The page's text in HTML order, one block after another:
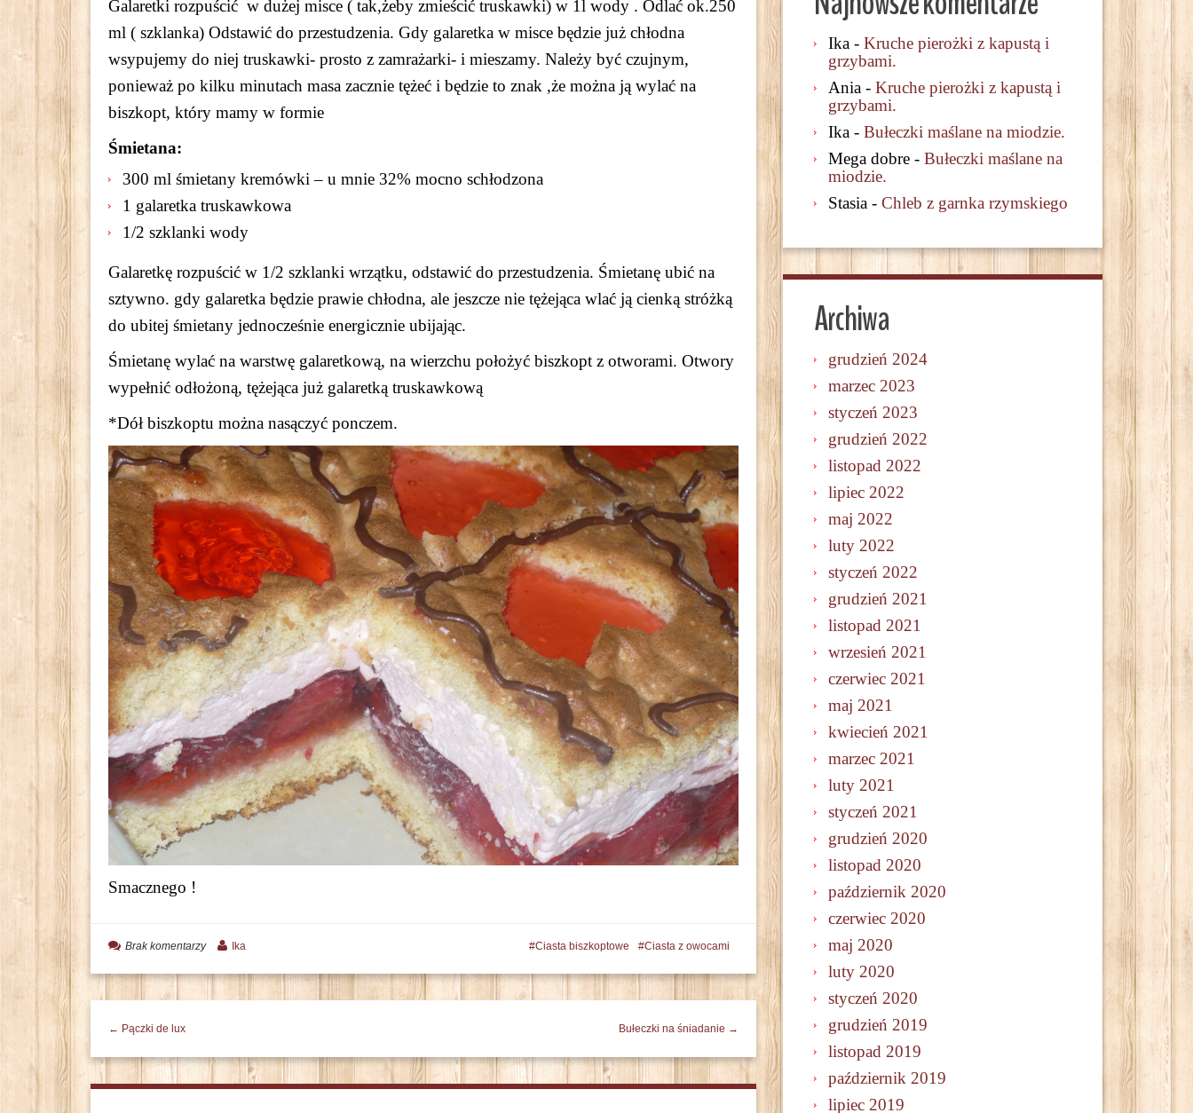
Galaretki rozpuścić w dużej misce ( tak,żeby zmieścić truskawki) w 1l wody . Odlać ok.250
ml ( szklanka) Odstawić do przestudzenia. Gdy galaretka w misce będzie już chłodna
wsypujemy do niej truskawki- prosto z zamrażarki- i mieszamy. Należy być czujnym,
ponieważ po kilku minutach masa zacznie tężeć i będzie to znak ,że można ją wylać na
biszkopt, który mamy w formie
Śmietana:
300 ml śmietany kremówki – u mnie 32% mocno schłodzona
1 galaretka truskawkowa
1/2 szklanki wody
Galaretkę rozpuścić w 1/2 szklanki wrzątku, odstawić do przestudzenia. Śmietanę ubić na
sztywno. gdy galaretka będzie prawie chłodna, ale jeszcze nie tężejąca wlać ją cienką stróżką
do ubitej śmietany jednocześnie energicznie ubijając.
Śmietanę wylać na warstwę galaretkową, na wierzchu położyć biszkopt z otworami. Otwory
wypełnić odłożoną, tężejąca już galaretką truskawkową
*Dół biszkoptu można nasączyć ponczem.
Smacznego !
Ciasta biszkoptowe Ciasta z owocami
Brak komentarzy Ika
← Pączki de lux Bułeczki na śniadanie →
Ika - Kruche pierożki z kapustą i
grzybami.
Ania - Kruche pierożki z kapustą i
grzybami.
Ika - Bułeczki maślane na miodzie.
Mega dobre - Bułeczki maślane na
miodzie.
Stasia - Chleb z garnka rzymskiego
Archiwa
grudzień 2024
marzec 2023
styczeń 2023
grudzień 2022
listopad 2022
lipiec 2022
maj 2022
luty 2022
styczeń 2022
grudzień 2021
listopad 2021
wrzesień 2021
czerwiec 2021
maj 2021
kwiecień 2021
marzec 2021
luty 2021
styczeń 2021
grudzień 2020
listopad 2020
październik 2020
czerwiec 2020
maj 2020
luty 2020
styczeń 2020
grudzień 2019
listopad 2019
październik 2019
lipiec 2019